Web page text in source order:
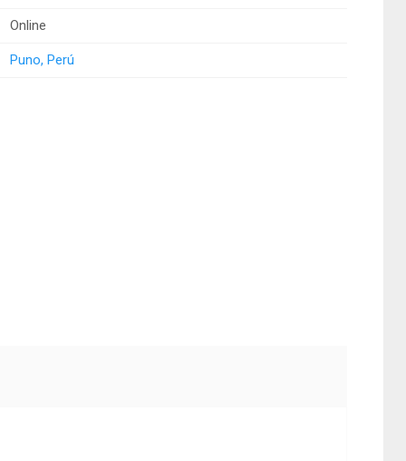
Online
Puno, Perú